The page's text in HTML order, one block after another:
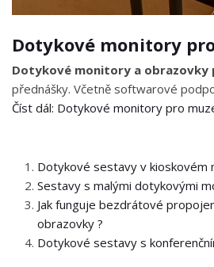
Dotykové monitory
Dotykové monitory a obrazovky
přednášky. Včetně softwarové
Číst dál: Dotykové monitory pro
Dotykové sestavy v kioskovém
Sestavy s malými dotykovými
Jak funguje bezdrátové
obrazovky ?
Dotykové sestavy s